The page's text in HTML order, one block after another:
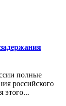
полные
российского
этого...